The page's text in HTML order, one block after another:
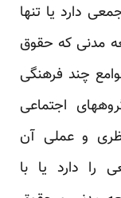
دارد یا تنها
مدنی که حقوق
چند فرهنگی
اجتماعی
و عملی آن
را دارد یا با